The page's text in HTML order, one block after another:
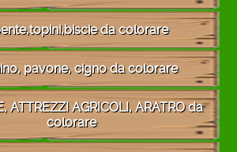
da colorare
pavone, cigno da colorare
ATTREZZI AGRICOLI, ARATRO da
colorare